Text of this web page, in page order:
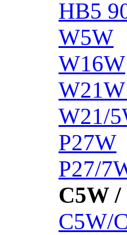
HB5
W5W
W16W
W21/
P27W
P27/
C5W
C5W/